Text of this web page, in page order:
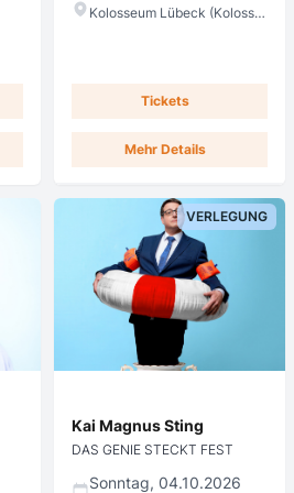
Kolosseum Lübeck (Kolosseum)
CTS
Reservix
Tickets
Mehr Details
VERLEGUNG
Kai Magnus Sting
DAS GENIE STECKT FEST
Sonntag, 04.10.2026